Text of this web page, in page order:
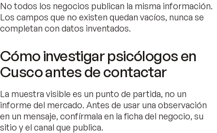
No todos los negocios publican la misma información.
Los campos que no existen quedan vacíos, nunca se
completan con datos inventados.
Cómo investigar psicólogos en
Cusco antes de contactar
La muestra visible es un punto de partida, no un
informe del mercado. Antes de usar una observación
en un mensaje, confírmala en la ficha del negocio, su
sitio y el canal que publica.